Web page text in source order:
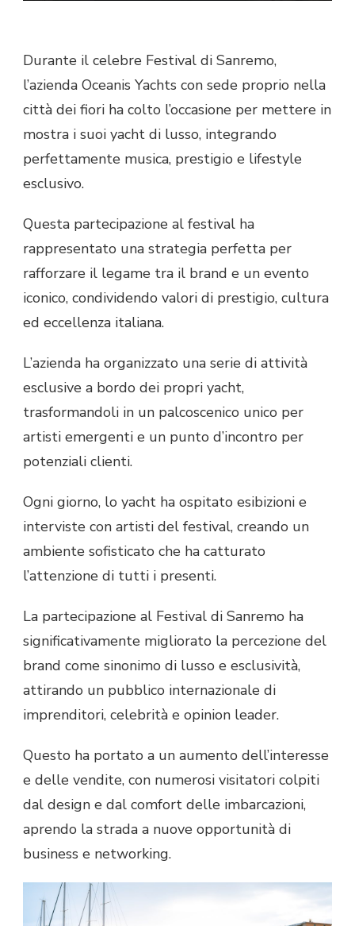
Durante il celebre Festival di Sanremo,
l’azienda Oceanis Yachts con sede proprio nella
città dei fiori ha colto l’occasione per mettere in
mostra i suoi yacht di lusso, integrando
perfettamente musica, prestigio e lifestyle
esclusivo.
Questa partecipazione al festival ha
rappresentato una strategia perfetta per
rafforzare il legame tra il brand e un evento
iconico, condividendo valori di prestigio, cultura
ed eccellenza italiana.
L’azienda ha organizzato una serie di attività
esclusive a bordo dei propri yacht,
trasformandoli in un palcoscenico unico per
artisti emergenti e un punto d’incontro per
potenziali clienti.
Ogni giorno, lo yacht ha ospitato esibizioni e
interviste con artisti del festival, creando un
ambiente sofisticato che ha catturato
l’attenzione di tutti i presenti.
La partecipazione al Festival di Sanremo ha
significativamente migliorato la percezione del
brand come sinonimo di lusso e esclusività,
attirando un pubblico internazionale di
imprenditori, celebrità e opinion leader.
Questo ha portato a un aumento dell’interesse
e delle vendite, con numerosi visitatori colpiti
dal design e dal comfort delle imbarcazioni,
aprendo la strada a nuove opportunità di
business e networking.